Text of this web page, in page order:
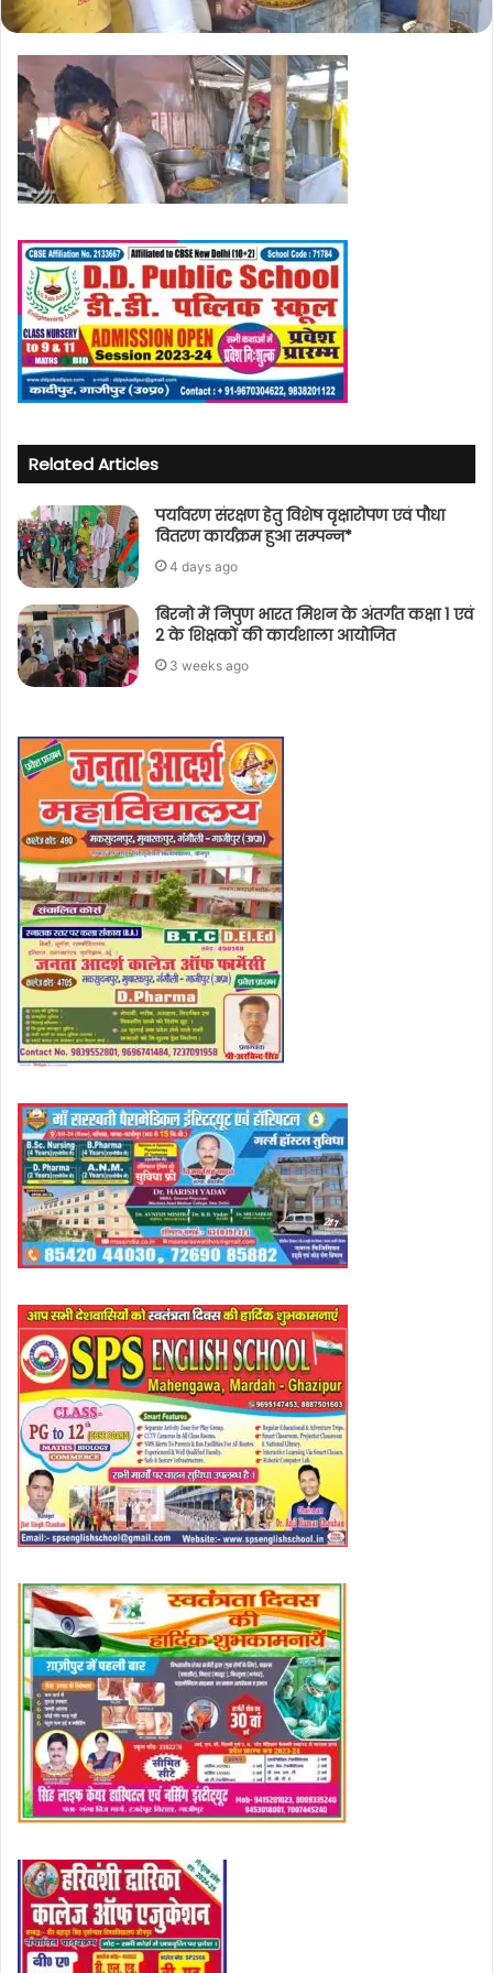
Related Articles
पर्यावरण संरक्षण हेतु विशेष वृक्षारोपण एवं पौधा
वितरण कार्यक्रम हुआ सम्पन्न*
4 days ago
बिरनो में निपुण भारत मिशन के अंतर्गत कक्षा 1 एवं
2 के शिक्षकों की कार्यशाला आयोजित
3 weeks ago